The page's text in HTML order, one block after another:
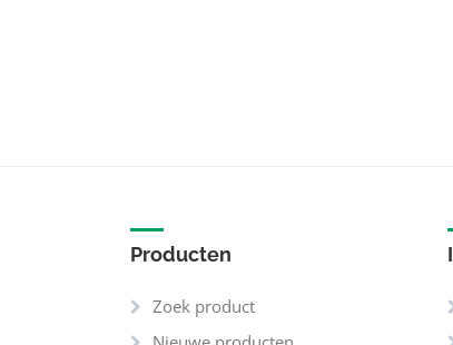
Producten
Zoek product